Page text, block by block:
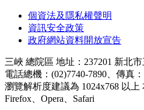
個資法及隱私權聲明
資訊安全政策
政府網站資料開放宣告
三峽 總院區 地址：237201 新北
電話總機：(02)7740-7890、傳真
瀏覽解析度建議為 1024x768 以上
Firefox、Opera、Safari